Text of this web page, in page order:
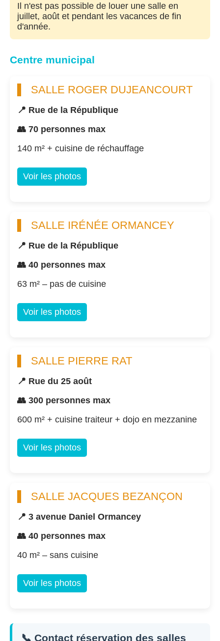
Il n'est pas possible de louer une salle en
juillet, août et pendant les vacances de fin
d'année.
Centre municipal
SALLE ROGER DUJEANCOURT
📍 Rue de la République
👥 70 personnes max
140 m² + cuisine de réchauffage
Voir les photos
SALLE IRÉNÉE ORMANCEY
📍 Rue de la République
👥 40 personnes max
63 m² – pas de cuisine
Voir les photos
SALLE PIERRE RAT
📍 Rue du 25 août
👥 300 personnes max
600 m² + cuisine traiteur + dojo en mezzanine
Voir les photos
SALLE JACQUES BEZANÇON
📍 3 avenue Daniel Ormancey
👥 40 personnes max
40 m² – sans cuisine
Voir les photos
📞 Contact réservation des salles